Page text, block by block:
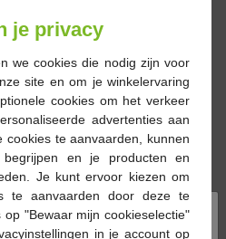
immuunsysteem. Vitamine E
te versterken door de
T-cellen en B-cellen, te
essentieel voor het herkennen
Vitamine E komt voor in vette
oliën, noten en
bladgroenten.
Vitaminen
×
je privacy
we cookies die nodig zijn voor
site en om je winkelervaring
cookies om het verkeer
advertenties aan
cookies te aanvaarden, kunnen
en je producten en
Je kunt ervoor kiezen om
te aanvaarden door deze te
"Bewaar mijn cookieselectie"
in je account op